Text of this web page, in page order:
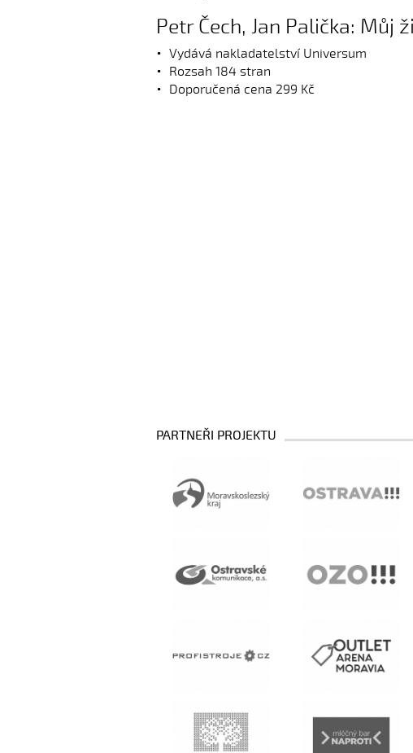
Petr Čech, Jan Palička: Můj
Vydává nakladatelství Universum
Rozsah 184 stran
Doporučená cena 299 Kč
PARTNEŘI PROJEKTU